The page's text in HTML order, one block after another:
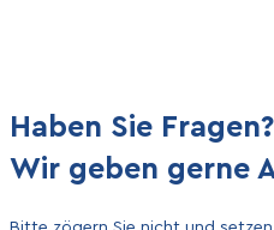
Haben Sie Fragen?
Wir geben gerne
Bitte zögern Sie nicht und